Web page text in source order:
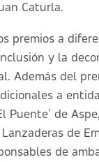
Caturla.
premios a
y la
Además del
a
Puente’ de
de
de